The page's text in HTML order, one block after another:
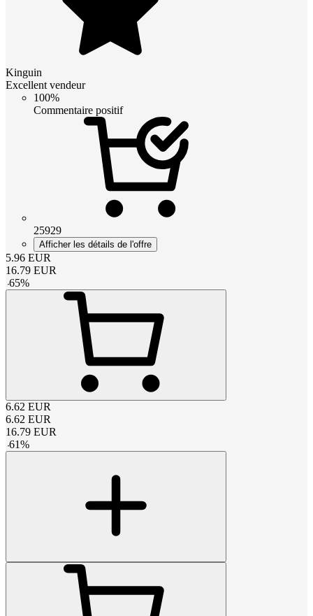
Kinguin
Excellent vendeur
100%
Commentaire positif
25929
Afficher les détails de l'offre
5.96 EUR
16.79 EUR
-65%
6.62 EUR
6.62 EUR
16.79 EUR
-61%